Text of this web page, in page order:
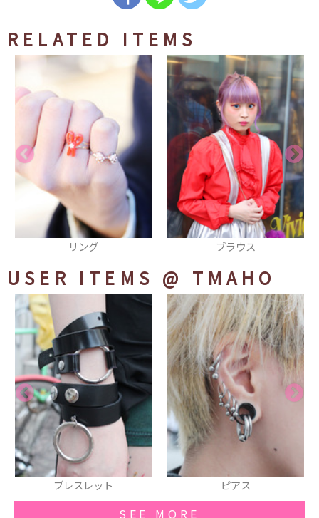
RELATED ITEMS
ブラウス ネックレス
USER ITEMS @ TMAHO
ピアス ブレスレット
SEE MORE